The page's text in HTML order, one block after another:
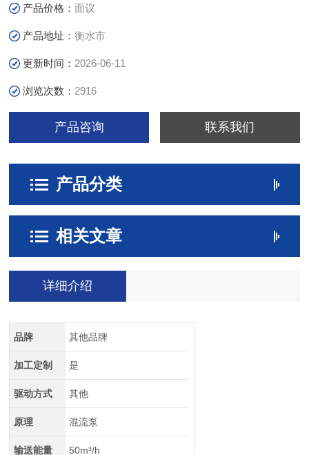
产品价格：面议
产品地址：衡水市
更新时间： 2026-06-11
浏览次数： 2916
产品咨询 联系我们
产品分类
相关文章
详细介绍
品牌 其他品牌
加工定制 是
驱动方式 其他
原理 混流泵
输送能量 50m³/h